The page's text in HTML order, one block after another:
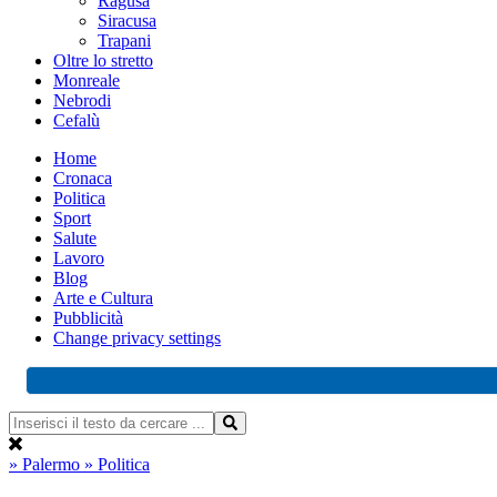
Siracusa
Trapani
Oltre lo stretto
Monreale
Nebrodi
Cefalù
Home
Cronaca
Politica
Sport
Salute
Lavoro
Blog
Arte e Cultura
Pubblicità
Change privacy settings
» Palermo » Politica